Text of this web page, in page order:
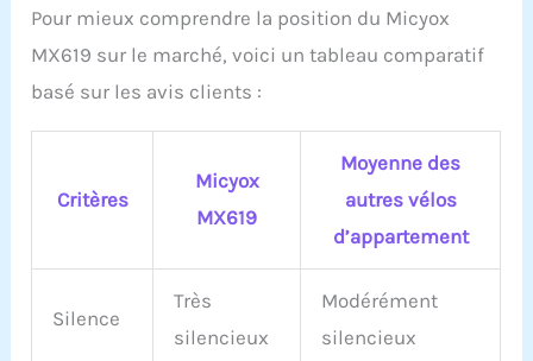
veuillez nous contacter.
La vidéo d'ingénierie
d'usine offre des
instructions
Pour mieux comprendre la position du Micyox
MX619 sur le marché, voici un tableau comparatif
basé sur les avis clients :
Critères
Micyox
MX619
Moyenne des
autres vélos
d’appartement
Silence
Très
silencieux
Modérément
silencieux